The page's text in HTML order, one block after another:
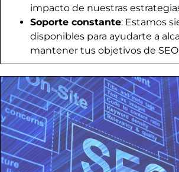
impacto de nuestras
Soporte constante: Estamos
disponibles para ayudarte a
mantener tus objetivos de